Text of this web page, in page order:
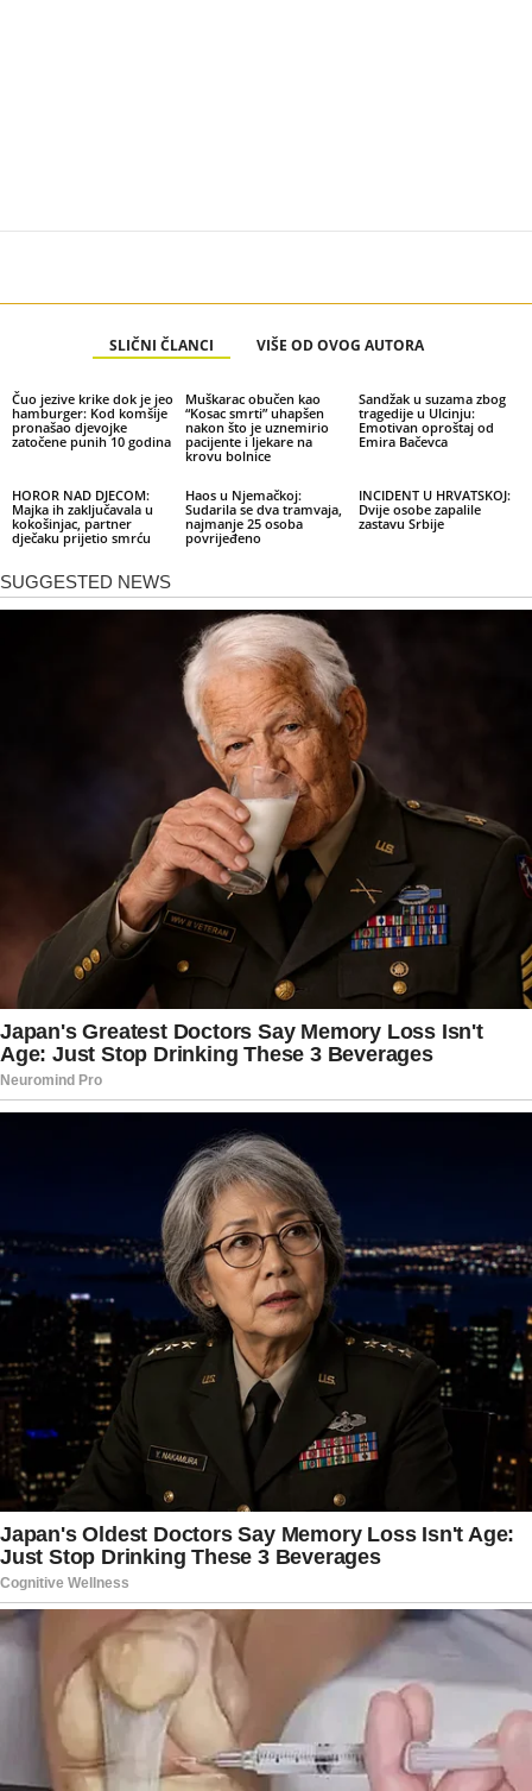
SLIČNI ČLANCI VIŠE OD OVOG AUTORA
Čuo jezive krike dok je jeo
hamburger: Kod komšije
pronašao djevojke
zatočene punih 10 godina
Muškarac obučen kao
“Kosac smrti” uhapšen
nakon što je uznemirio
pacijente i ljekare na
krovu bolnice
Sandžak u suzama zbog
tragedije u Ulcinju:
Emotivan oproštaj od
Emira Bačevca
HOROR NAD DJECOM:
Majka ih zaključavala u
kokošinjac, partner
dječaku prijetio smrću
Haos u Njemačkoj:
Sudarila se dva tramvaja,
najmanje 25 osoba
povrijeđeno
INCIDENT U HRVATSKOJ:
Dvije osobe zapalile
zastavu Srbije